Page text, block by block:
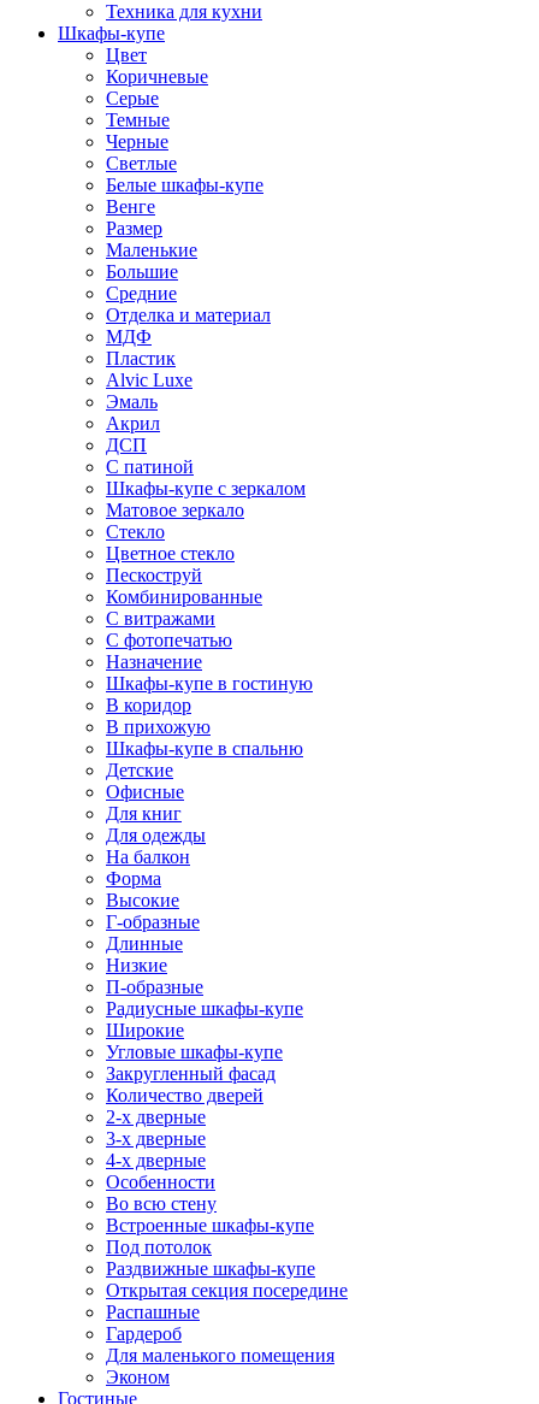
Техника для кухни
Шкафы-купе
Цвет
Коричневые
Серые
Темные
Черные
Светлые
Белые шкафы-купе
Венге
Размер
Маленькие
Большие
Средние
Отделка и материал
МДФ
Пластик
Alvic Luxe
Эмаль
Акрил
ДСП
С патиной
Шкафы-купе с зеркалом
Матовое зеркало
Стекло
Цветное стекло
Пескоструй
Комбинированные
С витражами
С фотопечатью
Назначение
Шкафы-купе в гостиную
В коридор
В прихожую
Шкафы-купе в спальню
Детские
Офисные
Для книг
Для одежды
На балкон
Форма
Высокие
Г-образные
Длинные
Низкие
П-образные
Радиусные шкафы-купе
Широкие
Угловые шкафы-купе
Закругленный фасад
Количество дверей
2-х дверные
3-х дверные
4-х дверные
Особенности
Во всю стену
Встроенные шкафы-купе
Под потолок
Раздвижные шкафы-купе
Открытая секция посередине
Распашные
Гардероб
Для маленького помещения
Эконом
Гостиные